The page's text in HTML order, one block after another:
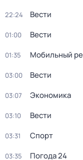
22:24 Вести
01:00 Вести
01:35 Мобильный
03:00 Вести
03:07 Экономика
03:10 Вести
03:31 Спорт
03:35 Погода 24